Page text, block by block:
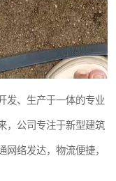
发、生产于一体的专业
，公司专注于新型建筑
络发达，物流便捷，